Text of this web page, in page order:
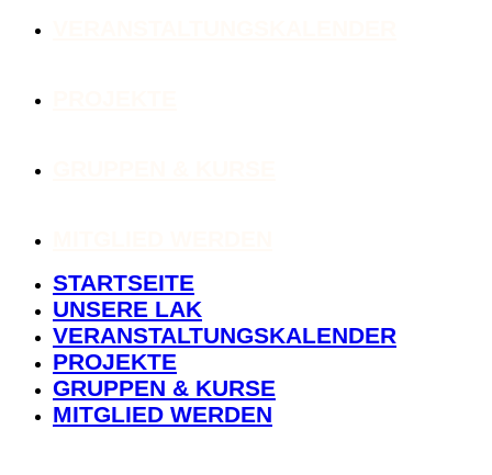
STARTSEITE
UNSERE LAK
VERANSTALTUNGSKALENDER
PROJEKTE
GRUPPEN & KURSE
MITGLIED WERDEN